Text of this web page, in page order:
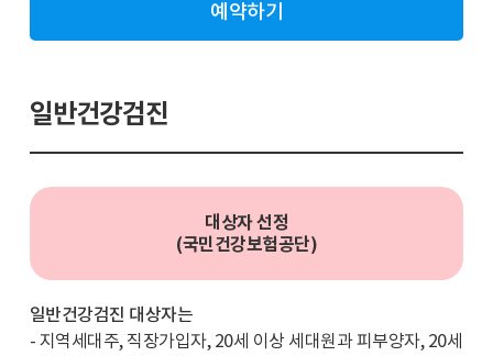
예약하기
일반건강검진
대상자 선정
(국민건강보험공단)
일반건강검진 대상자는
- 지역세대주, 직장가입자, 20세 이상 세대원과 피부양자, 20세